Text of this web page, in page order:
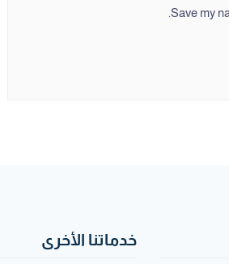
Save my
خدماتنا الأخرى